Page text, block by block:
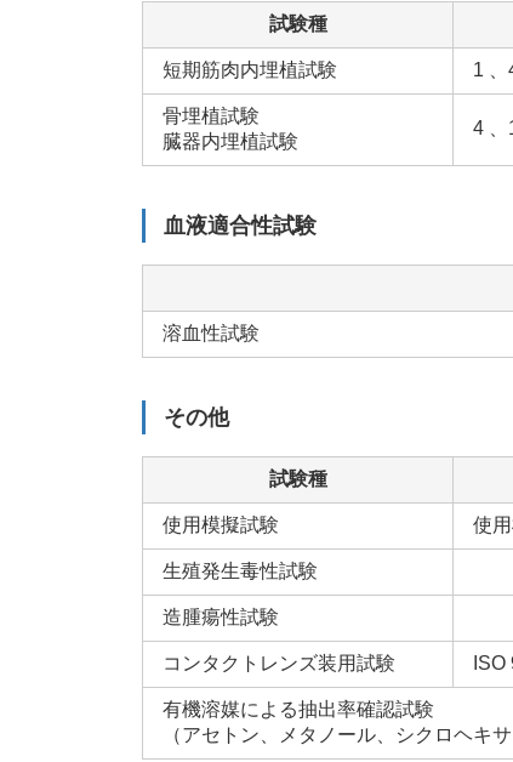
試験種
短期筋肉内埋植試験 1 、
骨埋植試験
臓器内埋植試験
4 、
血液適合性試験
溶血性試験
その他
試験種
使用模擬試験 使
生殖発生毒性試験
造腫瘍性試験
コンタクトレンズ装用試験
有機溶媒による抽出率確認試験
（アセトン、メタノール、シクロヘキ